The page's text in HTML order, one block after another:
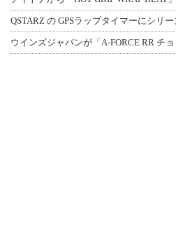
QSTARZ の GPSラップタイマーにシリ
ウインズジャパンが「A-FORCE RR チ